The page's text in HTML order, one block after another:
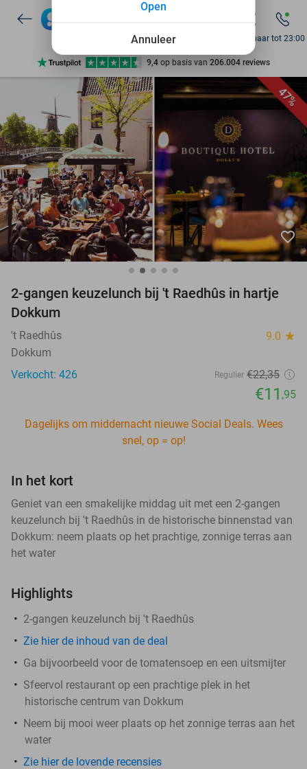
Ontdek 15.000+ deals
7 dagen per week beschikbaar
10+ miljoen leden
9,4 op basis van 206.004 reviews
Ontdek 15.000+ deals
7 dagen per week beschikbaar
10+ miljoen leden
Bereikbaar tot 23:00
47%
favorite_border
2-gangen keuzelunch bij 't Raedhûs in hartje
Dokkum
't Raedhûs 9.0 star
Dokkum
Verkocht: 426
Regulier €22,35
€11 ,95
Dagelijks om middernacht nieuwe Social Deals. Wees
snel, op = op!
In het kort
Geniet van een smakelijke middag uit met een 2-gangen
keuzelunch bij 't Raedhûs in de historische binnenstad van
Dokkum: neem plaats op het prachtige, zonnige terras aan
het water
Highlights
2-gangen keuzelunch bij 't Raedhûs
Zie hier de inhoud van de deal
Ga bijvoorbeeld voor de tomatensoep en een uitsmijter
Sfeervol restaurant op een prachtige plek in het
historische centrum van Dokkum
Neem bij mooi weer plaats op het zonnige terras aan het
water
Zie hier de lovende recensies
Annuleer
Open